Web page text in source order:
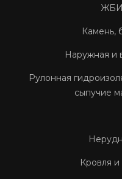
ЖБИ
Камень,
Наружная и
Рулонная
сыпучие
Кровля